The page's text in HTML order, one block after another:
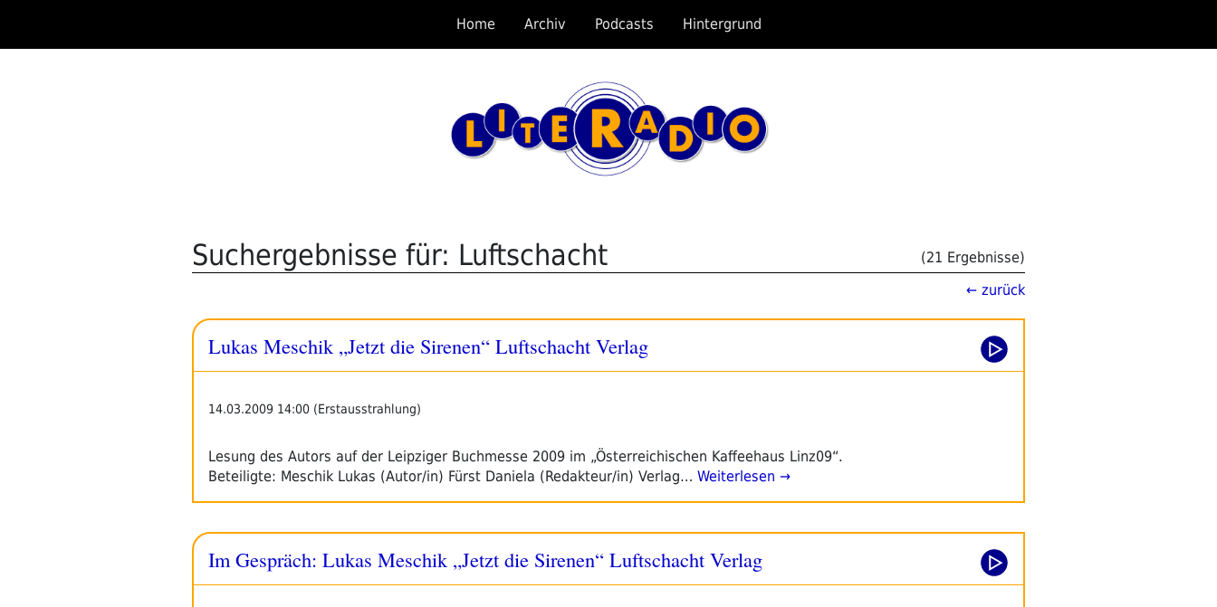
springen
Home Archiv Podcasts Hintergrund
Suchergebnisse für: Luftschacht
(21 Ergebnisse)
← zurück
Lukas Meschik „Jetzt die Sirenen“ Luftschacht Verlag
14.03.2009 14:00 (Erstausstrahlung)
Lesung des Autors auf der Leipziger Buchmesse 2009 im „Österreichischen Kaffeehaus Linz09“.
Beteiligte: Meschik Lukas (Autor/in) Fürst Daniela (Redakteur/in) Verlag… Weiterlesen →
Im Gespräch: Lukas Meschik „Jetzt die Sirenen“ Luftschacht Verlag